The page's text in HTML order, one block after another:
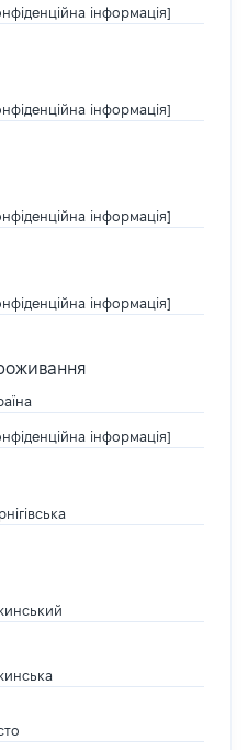
інформація]
інформація]
інформація]
інформація]
інформація]